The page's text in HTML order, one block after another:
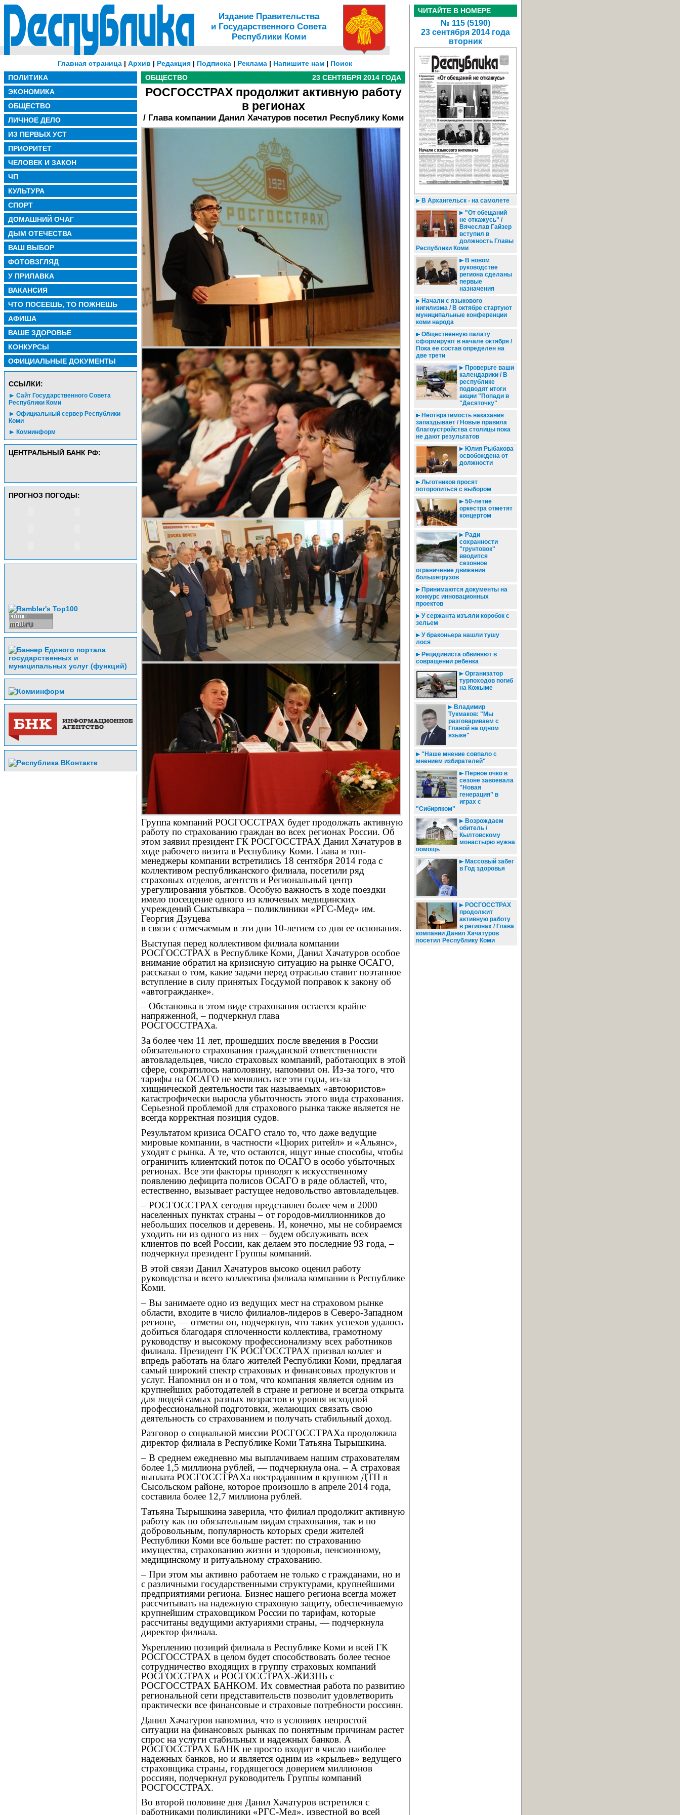
Издание Правительства
и Государственного Совета
Республики Коми
Главная страница| Архив | Редакция| Подписка| Реклама| Напишите нам| Поиск
ПОЛИТИКА
ЭКОНОМИКА
ОБЩЕСТВО
ЛИЧНОЕ ДЕЛО
ИЗ ПЕРВЫХ УСТ
ПРИОРИТЕТ
ЧЕЛОВЕК И ЗАКОН
ЧП
КУЛЬТУРА
СПОРТ
ДОМАШНИЙ ОЧАГ
ДЫМ ОТЕЧЕСТВА
ВАШ ВЫБОР
ФОТОВЗГЛЯД
У ПРИЛАВКА
ВАКАНСИЯ
ЧТО ПОСЕЕШЬ, ТО ПОЖНЕШЬ
АФИША
ВАШЕ ЗДОРОВЬЕ
КОНКУРСЫ
ОФИЦИАЛЬНЫЕ ДОКУМЕНТЫ
CСЫЛКИ:
Сайт Государственного Совета
Республики Коми
Официальный сервер Республики
Коми
Комиинформ
ЦЕНТРАЛЬНЫЙ БАНК РФ:
ПРОГНОЗ ПОГОДЫ:
ОБЩЕСТВО 23 СЕНТЯБРЯ 2014 ГОДА
РОСГОССТРАХ продолжит активную работу
в регионах
/ Глава компании Данил Хачатуров посетил Республику Коми
Группа компаний РОСГОССТРАХ будет продолжать активную
работу по страхованию граждан во всех регионах России. Об
этом заявил президент ГК РОСГОССТРАХ Данил Хачатуров в
ходе рабочего визита в Республику Коми. Глава и топ-
менеджеры компании встретились 18 сентября 2014 года с
коллективом республиканского филиала, посетили ряд
страховых отделов, агентств и Региональный центр
урегулирования убытков. Особую важность в ходе поездки
имело посещение одного из ключевых медицинских
учреждений Сыктывкара – поликлиники «РГС-Мед» им.
Георгия Дзуцева
в связи с отмечаемым в эти дни 10-летием со дня ее основания.
Выступая перед коллективом филиала компании
РОСГОССТРАХ в Республике Коми, Данил Хачатуров особое
внимание обратил на кризисную ситуацию на рынке ОСАГО,
рассказал о том, какие задачи перед отраслью ставит поэтапное
вступление в силу принятых Госдумой поправок к закону об
«автогражданке».
– Обстановка в этом виде страхования остается крайне
напряженной, – подчеркнул глава
РОСГОССТРАХа.
За более чем 11 лет, прошедших после введения в России
обязательного страхования гражданской ответственности
автовладельцев, число страховых компаний, работающих в этой
сфере, сократилось наполовину, напомнил он. Из-за того, что
тарифы на ОСАГО не менялись все эти годы, из-за
хищнической деятельности так называемых «автоюристов»
катастрофически выросла убыточность этого вида страхования.
Серьезной проблемой для страхового рынка также является не
всегда корректная позиция судов.
Результатом кризиса ОСАГО стало то, что даже ведущие
мировые компании, в частности «Цюрих ритейл» и «Альянс»,
уходят с рынка. А те, что остаются, ищут иные способы, чтобы
ограничить клиентский поток по ОСАГО в особо убыточных
регионах. Все эти факторы приводят к искусственному
появлению дефицита полисов ОСАГО в ряде областей, что,
естественно, вызывает растущее недовольство автовладельцев.
– РОСГОССТРАХ сегодня представлен более чем в 2000
населенных пунктах страны – от городов-миллионников до
небольших поселков и деревень. И, конечно, мы не собираемся
уходить ни из одного из них – будем обслуживать всех
клиентов по всей России, как делаем это последние 93 года, –
подчеркнул президент Группы компаний.
В этой связи Данил Хачатуров высоко оценил работу
руководства и всего коллектива филиала компании в Республике
Коми.
– Вы занимаете одно из ведущих мест на страховом рынке
области, входите в число филиалов-лидеров в Северо-Западном
регионе, — отметил он, подчеркнув, что таких успехов удалось
добиться благодаря сплоченности коллектива, грамотному
руководству и высокому профессионализму всех работников
филиала. Президент ГК РОСГОССТРАХ призвал коллег и
впредь работать на благо жителей Республики Коми, предлагая
самый широкий спектр страховых и финансовых продуктов и
услуг. Напомнил он и о том, что компания является одним из
крупнейших работодателей в стране и регионе и всегда открыта
для людей самых разных возрастов и уровня исходной
профессиональной подготовки, желающих связать свою
деятельность со страхованием и получать стабильный доход.
Разговор о социальной миссии РОСГОССТРАХа продолжила
директор филиала в Республике Коми Татьяна Тырышкина.
– В среднем ежедневно мы выплачиваем нашим страхователям
более 1,5 миллиона рублей, — подчеркнула она. – А страховая
выплата РОСГОССТРАХа пострадавшим в крупном ДТП в
Сысольском районе, которое произошло в апреле 2014 года,
составила более 12,7 миллиона рублей.
Татьяна Тырышкина заверила, что филиал продолжит активную
работу как по обязательным видам страхования, так и по
добровольным, популярность которых среди жителей
Республики Коми все больше растет: по страхованию
имущества, страхованию жизни и здоровья, пенсионному,
медицинскому и ритуальному страхованию.
– При этом мы активно работаем не только с гражданами, но и
с различными государственными структурами, крупнейшими
предприятиями региона. Бизнес нашего региона всегда может
рассчитывать на надежную страховую защиту, обеспечиваемую
крупнейшим страховщиком России по тарифам, которые
рассчитаны ведущими актуариями страны, — подчеркнула
директор филиала.
Укреплению позиций филиала в Республике Коми и всей ГК
РОСГОССТРАХ в целом будет способствовать более тесное
сотрудничество входящих в группу страховых компаний
РОСГОССТРАХ и РОСГОССТРАХ-ЖИЗНЬ с
РОСГОССТРАХ БАНКОМ. Их совместная работа по развитию
региональной сети представительств позволит удовлетворить
практически все финансовые и страховые потребности россиян.
Данил Хачатуров напомнил, что в условиях непростой
ситуации на финансовых рынках по понятным причинам растет
спрос на услуги стабильных и надежных банков. А
РОСГОССТРАХ БАНК не просто входит в число наиболее
надежных банков, но и является одним из «крыльев» ведущего
страховщика страны, гордящегося доверием миллионов
россиян, подчеркнул руководитель Группы компаний
РОСГОССТРАХ.
Во второй половине дня Данил Хачатуров встретился с
работниками поликлиники «РГС-Мед», известной во всей
ЧИТАЙТЕ В НОМЕРЕ
№ 115 (5190)
23 сентября 2014 года
вторник
В Архангельск - на самолете
"От обещаний
не откажусь" /
Вячеслав Гайзер
вступил в
должность Главы
Республики Коми
В новом
руководстве
региона сделаны
первые
назначения
Начали с языкового
нигилизма / В октябре стартуют
муниципальные конференции
коми народа
Общественную палату
сформируют в начале октября /
Пока ее состав определен на
две трети
Проверьте ваши
календарики / В
республике
подводят итоги
акции "Попади в
"Десяточку"
Неотвратимость наказания
запаздывает / Новые правила
благоустройства столицы пока
не дают результатов
Юлия Рыбакова
освобождена от
должности
Льготников просят
поторопиться с выбором
50-летие
оркестра отметят
концертом
Ради
сохранности
"грунтовок"
вводится
сезонное
ограничение движения
большегрузов
Принимаются документы на
конкурс инновационных
проектов
У сержанта изъяли коробок с
зельем
У браконьера нашли тушу
лося
Рецидивиста обвиняют в
совращении ребенка
Организатор
турпоходов погиб
на Кожыме
Владимир
Тукмаков: "Мы
разговариваем с
Главой на одном
языке"
"Наше мнение совпало с
мнением избирателей"
Первое очко в
сезоне завоевала
"Новая
генерация" в
играх с
"Сибиряком"
Возрождаем
обитель /
Кылтовскому
монастырю нужна
помощь
Массовый забег
в Год здоровья
РОСГОССТРАХ
продолжит
активную работу
в регионах / Глава
компании Данил Хачатуров
посетил Республику Коми